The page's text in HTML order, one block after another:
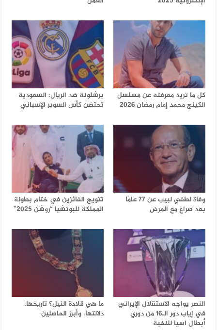
كل ما تريد معرفته عن مسلسل
الكينج محمد إمام رمضان 2026
برشلونة ضد الريال: السعودية
تحتضن كأس السوبر الإسباني
وفاة لطفي لبيب عن 77 عامًا
بعد صراع مع المرض
تتويج الفائزين في ختام بطولة
المملكة للبوتشيا “روشن 2025”
النصر يواجه الاستقلال الإيراني
في إياب دور الـ16 من دوري
أبطال آسيا للنخبة
ما هي قلادة النيل؟ تاريخها،
دلالتها، وأبرز الحاصلين